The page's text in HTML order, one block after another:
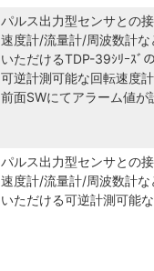
パルス出力型センサとの
速度計/流量計/周波数計
いただけるTDP-39ｼﾘｰｽﾞ
可逆計測可能な回転速度
前面SWにてアラーム値が
パルス出力型センサとの
速度計/流量計/周波数計
いただける可逆計測可能